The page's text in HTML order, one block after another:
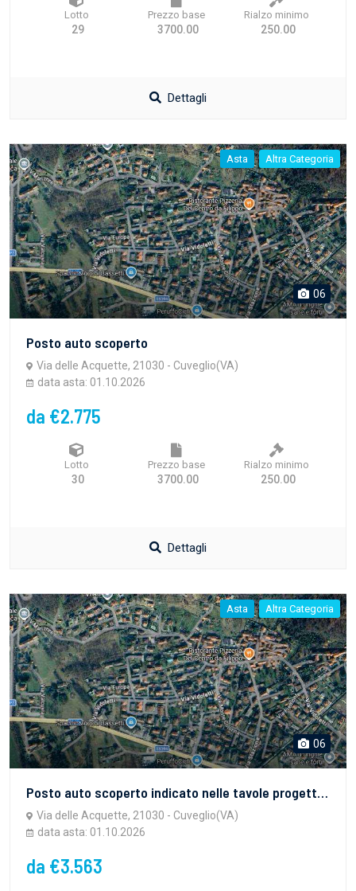
Lotto
29
Prezzo base
3700.00
Rialzo minimo
250.00
Dettagli
Asta Altra Categoria
06
Posto auto scoperto
Via delle Acquette, 21030 - Cuveglio(VA)
data asta: 01.10.2026
da €2.775
Lotto
30
Prezzo base
3700.00
Rialzo minimo
250.00
Dettagli
Asta Altra Categoria
06
Posto auto scoperto indicato nelle tavole progettuali come posto auto disabili
Via delle Acquette, 21030 - Cuveglio(VA)
data asta: 01.10.2026
da €3.563